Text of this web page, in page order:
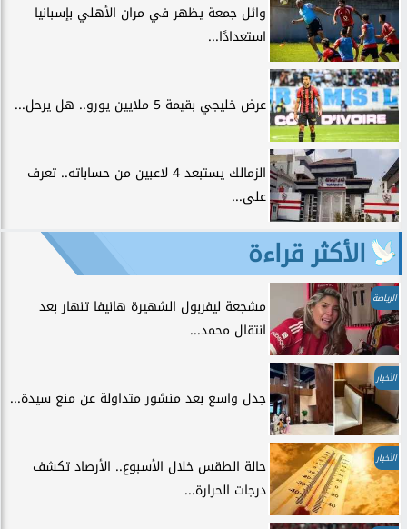
وائل جمعة يظهر في مران الأهلي بإسبانيا
استعدادًا...
عرض خليجي بقيمة 5 ملايين يورو.. هل يرحل...
الزمالك يستبعد 4 لاعبين من حساباته.. تعرف
على...
الأكثر قراءة
الرياضة
مشجعة ليفربول الشهيرة هانيفا تنهار بعد
انتقال محمد...
الأخبار
جدل واسع بعد منشور متداولة عن منع سيدة...
الأخبار
حالة الطقس خلال الأسبوع.. الأرصاد تكشف
درجات الحرارة...